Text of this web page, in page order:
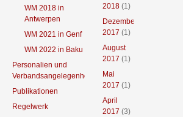
WM 2018 in
Antwerpen
WM 2021 in Genf
WM 2022 in Baku
Personalien und
Verbandsangelegenheiten
Publikationen
Regelwerk
2018(1)
Dezember
2017 (1)
August
2017 (1)
Mai
2017 (1)
April
2017 (3)